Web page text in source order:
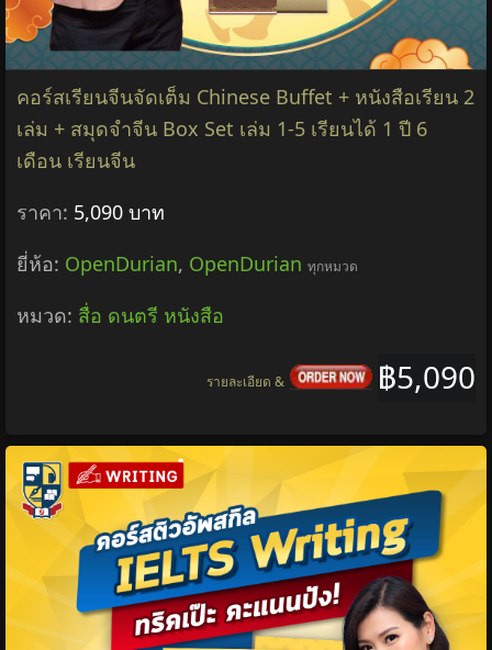
คอร์สเรียนจีนจัดเต็ม Chinese Buffet + หนังสือเรียน 2
เล่ม + สมุดจำจีน Box Set เล่ม 1-5 เรียนได้ 1 ปี 6
เดือน เรียนจีน
ราคา: 5,090 บาท
ยี่ห้อ: OpenDurian, OpenDurian ทุกหมวด
หมวด: สื่อ ดนตรี หนังสือ
฿5,090
รายละเอียด &